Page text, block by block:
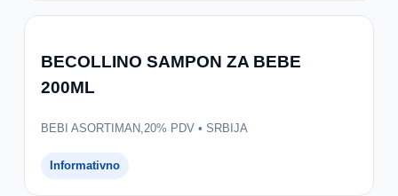
BECOLLINO SAMPON ZA BEBE
200ML
BEBI ASORTIMAN,20% PDV • SRBIJA
Informativno